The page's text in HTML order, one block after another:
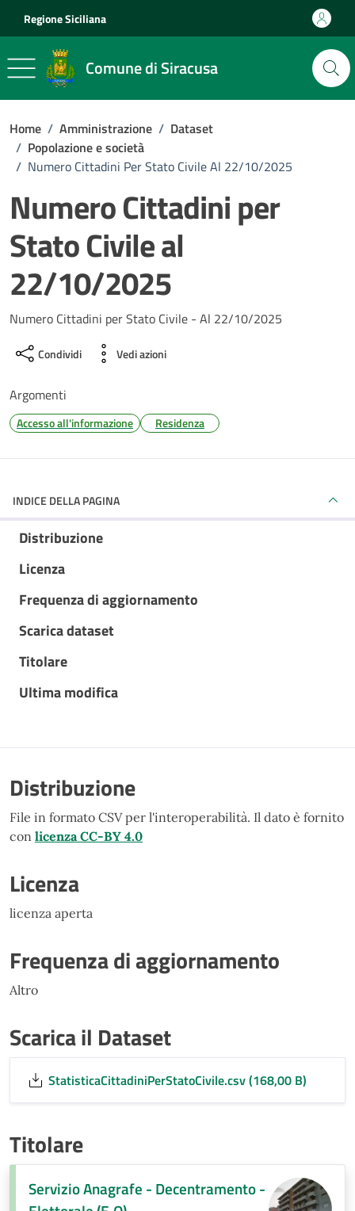
Regione Siciliana
Comune di Siracusa
Home / Amministrazione / Dataset
/ Popolazione e società
/ Numero Cittadini Per Stato Civile Al 22/10/2025
Numero Cittadini per
Stato Civile al
22/10/2025
Numero Cittadini per Stato Civile - Al 22/10/2025
Condividi Vedi azioni
Argomenti
Accesso all'informazione Residenza
INDICE DELLA PAGINA
Distribuzione
Licenza
Frequenza di aggiornamento
Scarica dataset
Titolare
Ultima modifica
Distribuzione
File in formato CSV per l'interoperabilità. Il dato è fornito
con licenza CC-BY 4.0
Licenza
licenza aperta
Frequenza di aggiornamento
Altro
Scarica il Dataset
StatisticaCittadiniPerStatoCivile.csv (168,00 B)
Titolare
Servizio Anagrafe - Decentramento -